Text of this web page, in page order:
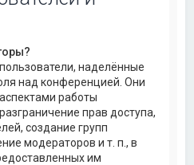
наделённые
над конференцией. Они
работы
прав доступа,
создание групп
модераторов и т. п., в
им